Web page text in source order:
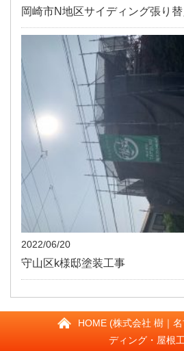
岡崎市N地区サイディング張り
2022/06/20
守山区k様邸塗装工事
HOME (株式会社 樹｜
ディング・屋根